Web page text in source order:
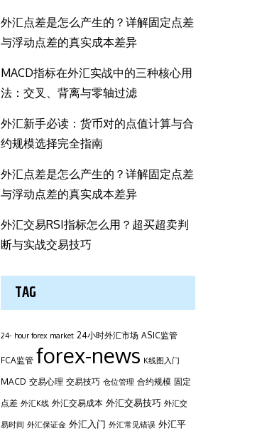
外汇点差是怎么产生的？详解固定点差
与浮动点差的真实成本差异
MACD指标在外汇实战中的三种核心用
法：交叉、背离与零轴过滤
外汇新手必读：货币对的点值计算与合
约规模选择完全指南
外汇点差是怎么产生的？详解固定点差
与浮动点差的真实成本差异
外汇交易RSI指标怎么用？超买超卖判
断与实战交易技巧
TAG
24- hour forex market 24小时外汇市场 ASIC监管
FCA监管 forex-news K线图入门
MACD 交易心理 交易技巧 仓位管理 合约规模 固定
点差 外汇K线 外汇交易成本 外汇交易技巧 外汇交
易时间 外汇保证金 外汇入门 外汇常见错误 外汇平